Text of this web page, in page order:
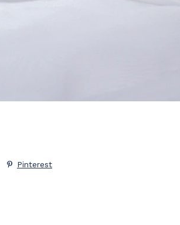
Pinterest